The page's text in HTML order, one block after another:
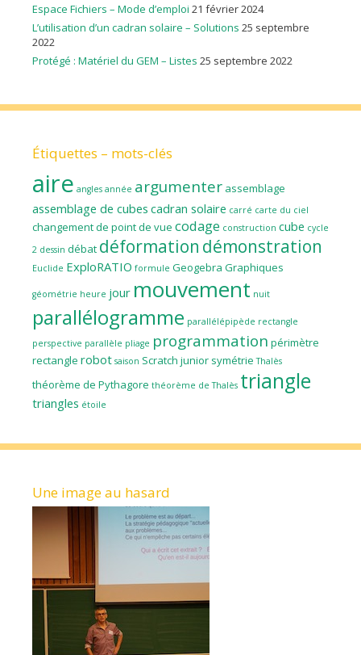
Espace Fichiers – Mode d’emploi 21 février 2024
L’utilisation d’un cadran solaire – Solutions 25 septembre
2022
Protégé : Matériel du GEM – Listes 25 septembre 2022
Étiquettes – mots-clés
aire angles année argumenter assemblage
assemblage de cubes cadran solaire carré carte du ciel
changement de point de vue codage construction cube cycle
2 dessin débat déformation démonstration
Euclide ExploRATIO formule Geogebra Graphiques
géométrie heure jour mouvement nuit
parallélogramme parallélépipède rectangle
perspective parallèle pliage programmation périmètre
rectangle robot saison Scratch junior symétrie Thalès
théorème de Pythagore théorème de Thalès triangle
triangles étoile
Une image au hasard